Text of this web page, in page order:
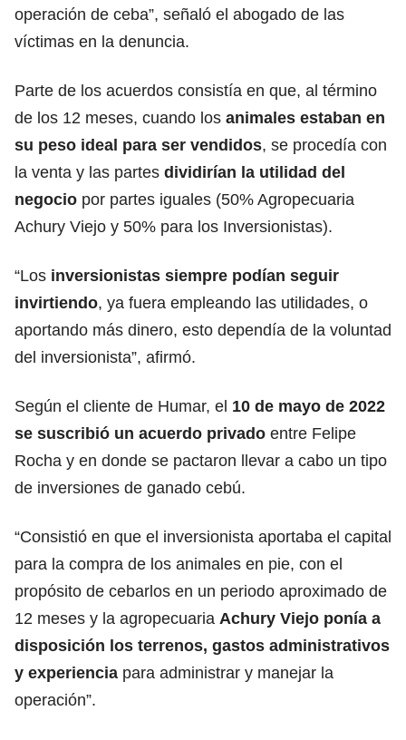
operación de ceba”, señaló el abogado de las
víctimas en la denuncia.
Parte de los acuerdos consistía en que, al término
de los 12 meses, cuando los animales estaban en
su peso ideal para ser vendidos, se procedía con
la venta y las partes dividirían la utilidad del
negocio por partes iguales (50% Agropecuaria
Achury Viejo y 50% para los Inversionistas).
“Los inversionistas siempre podían seguir
invirtiendo, ya fuera empleando las utilidades, o
aportando más dinero, esto dependía de la voluntad
del inversionista”, afirmó.
Según el cliente de Humar, el 10 de mayo de 2022
se suscribió un acuerdo privado entre Felipe
Rocha y en donde se pactaron llevar a cabo un tipo
de inversiones de ganado cebú.
“Consistió en que el inversionista aportaba el capital
para la compra de los animales en pie, con el
propósito de cebarlos en un periodo aproximado de
12 meses y la agropecuaria Achury Viejo ponía a
disposición los terrenos, gastos administrativos
y experiencia para administrar y manejar la
operación”.